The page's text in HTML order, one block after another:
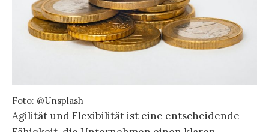
Foto: @Unsplash
Agilität und Flexibilität ist eine entscheidende